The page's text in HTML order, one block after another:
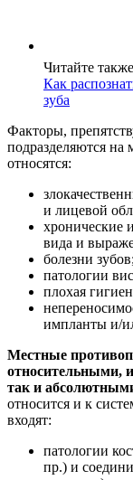
Читайте
Как
зуба
Факторы,
подразделяются
относятся:
и лицевой
хронические
вида и
болезни зубов;
патологии
плохая
импланты и/
Местные
относительными,
так и
относится и к
входят:
патологии
пр.) и